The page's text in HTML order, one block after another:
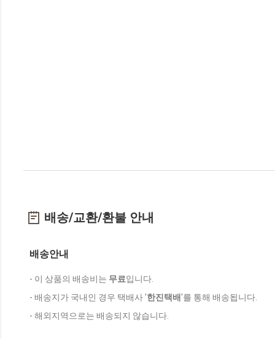
배송/교환/환불 안내
배송안내
- 이 상품의 배송비는 무료입니다.
- 배송지가 국내인 경우 택배사 '한진택배'를 통해 배송됩니다.
- 해외지역으로는 배송되지 않습니다.